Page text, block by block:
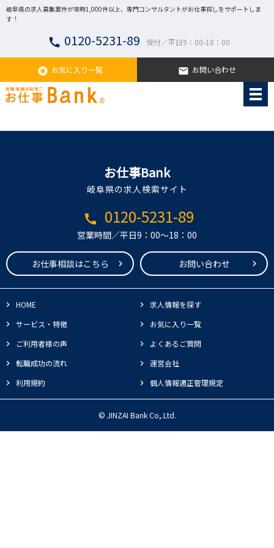
岐阜県の求人募集案件が常時1,000件以上、専門コンサルタントがお仕事探しをサポートしま
す！
call 0120-5231-89 受付／平日9：00-18：00
stars お気に入り一覧 email お問い合わせ
お仕事Bank
岐阜県の求人検索サイト
call 0120-5231-89
営業時間／平日9：00～18：00
お仕事相談はこちら お問い合わせ
HOME
求人情報を探す
サービス・特徴
お気に入り一覧
ご利用者様の声
よくあるご質問
転職成功の流れ
運営会社
利用規約
個人情報適正管理規定
© JINZAI Bank Co,.Ltd.